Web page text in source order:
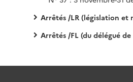
Arrêtés /LR (législation et
Arrêtés /FL (du délégué de la France libre)